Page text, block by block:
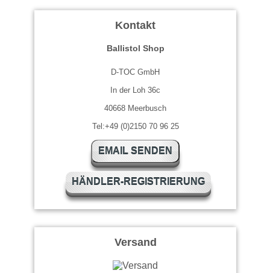
Kontakt
Ballistol Shop
D-TOC GmbH
In der Loh 36c
40668 Meerbusch
Tel:+49 (0)2150 70 96 25
EMAIL SENDEN
HÄNDLER-REGISTRIERUNG
Versand